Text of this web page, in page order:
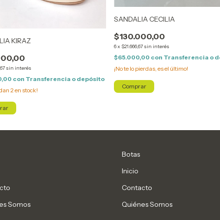
KIRAZ
sin interés
con Transferencia o depósito
2en stock!
SANDALIA CECILIA
$130.000,00
6x $21.666,67 sin interés
$65.000,00 con Transferencia o
¡No te lo pierdas, es el último!
Comprar
Somos
Botas
Inicio
Contacto
Quiénes Somos